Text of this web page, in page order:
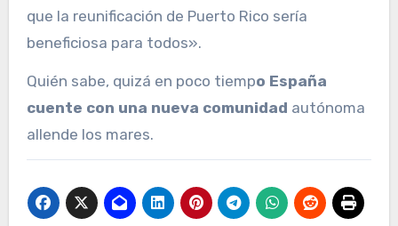
que la reunificación de Puerto Rico sería
beneficiosa para todos».
Quién sabe, quizá en poco tiempo España
cuente con una nueva comunidad autónoma
allende los mares.